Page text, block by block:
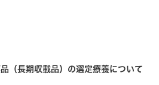
（長期収載品）の選定療養について